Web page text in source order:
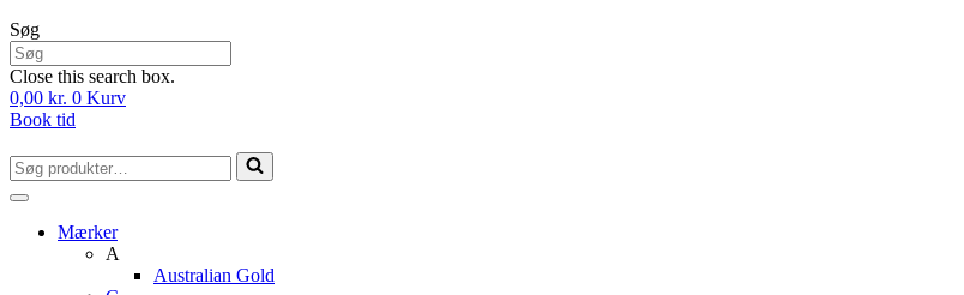
Søg
Close this search box.
0,00 kr. 0 Kurv
Book tid
Søg
efter...
Mærker
A
Australian Gold